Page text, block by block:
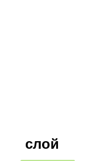
слой